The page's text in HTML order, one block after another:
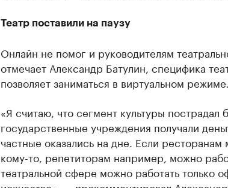
Театр поставили на паузу
Онлайн не помог и руководителям
отмечает Александр Батулин, специфика
позволяет заниматься в виртуальном режиме.
«Я считаю, что сегмент культуры пострадал
государственные учреждения получали
частные оказались на дне. Если ресторанам
кому-то, репетиторам например, можно
театральной сфере можно работать только